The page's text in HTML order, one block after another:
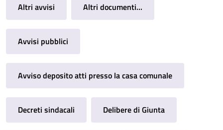
Altri avvisi Altri documenti...
Avvisi pubblici
Avviso deposito atti presso la casa comunale
Decreti sindacali Delibere di Giunta